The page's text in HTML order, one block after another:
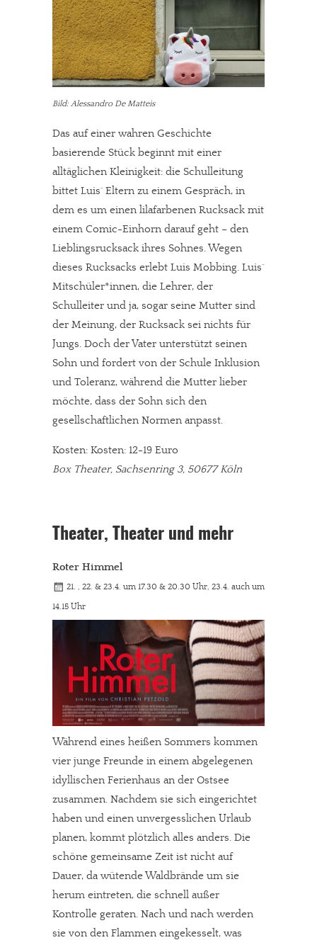
Solltest Du unsere unabhängige Berichterstattung schätzen,
kannst Du uns mit einer kleinen Spende unterstützen.
Paypal - danke@meinesuedstadt.de
JETZT SPENDEN Schon erledigt!
Bild: Alessandro De Matteis
Das auf einer wahren Geschichte
basierende Stück beginnt mit einer
alltäglichen Kleinigkeit: die Schulleitung
bittet Luis´ Eltern zu einem Gespräch, in
dem es um einen lilafarbenen Rucksack mit
einem Comic-Einhorn darauf geht – den
Lieblingsrucksack ihres Sohnes. Wegen
dieses Rucksacks erlebt Luis Mobbing. Luis´
Mitschüler*innen, die Lehrer, der
Schulleiter und ja, sogar seine Mutter sind
der Meinung, der Rucksack sei nichts für
Jungs. Doch der Vater unterstützt seinen
Sohn und fordert von der Schule Inklusion
und Toleranz, während die Mutter lieber
möchte, dass der Sohn sich den
gesellschaftlichen Normen anpasst.
Kosten: Kosten: 12-19 Euro
Box Theater, Sachsenring 3, 50677 Köln
Theater, Theater und mehr
Roter Himmel
21. , 22. & 23.4. um 17.30 & 20.30 Uhr, 23.4. auch um
14.15 Uhr
Während eines heißen Sommers kommen
vier junge Freunde in einem abgelegenen
idyllischen Ferienhaus an der Ostsee
zusammen. Nachdem sie sich eingerichtet
haben und einen unvergesslichen Urlaub
planen, kommt plötzlich alles anders. Die
schöne gemeinsame Zeit ist nicht auf
Dauer, da wütende Waldbrände um sie
herum eintreten, die schnell außer
Kontrolle geraten. Nach und nach werden
sie von den Flammen eingekesselt, was